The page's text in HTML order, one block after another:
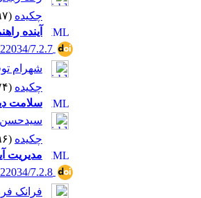
چکیده (۳۰۹۷ مشاهده)
آینده
7.2.7
شهرام
چکیده (۳۳۷۴ مشاهده)
سلامت
چکیده (۱۷۹۶ مشاهده)
مدیریت
7.2.8
فرانک